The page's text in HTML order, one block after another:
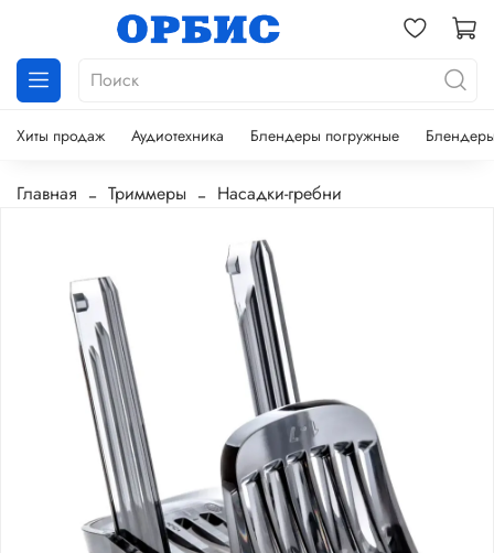
Хиты продаж Аудиотехника Блендеры погружные
Главная Триммеры Насадки-гребни